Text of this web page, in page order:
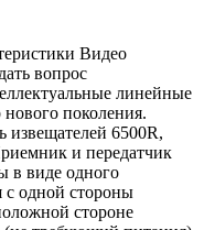
Видео
вопрос
линейные
поколения.
извещателей 6500R,
и передатчик
в виде одного
с одной стороны
стороне